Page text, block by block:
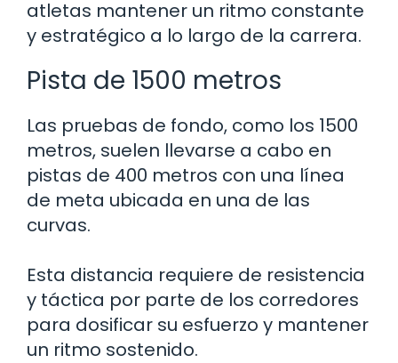
atletas mantener un ritmo constante
y estratégico a lo largo de la carrera.
Pista de 1500 metros
Las pruebas de fondo, como los 1500
metros, suelen llevarse a cabo en
pistas de 400 metros con una línea
de meta ubicada en una de las
curvas.
Esta distancia requiere de resistencia
y táctica por parte de los corredores
para dosificar su esfuerzo y mantener
un ritmo sostenido.